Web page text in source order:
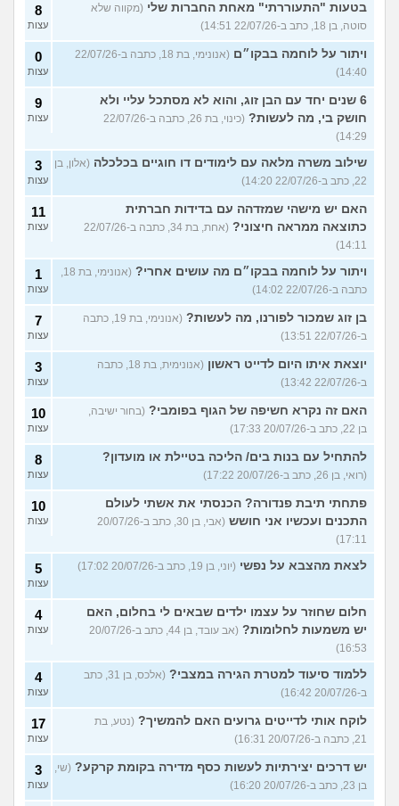
בטעות "התעוררתי" מאחת החברות שלי (מקווה שלא
סוטה, בן 18, כתב ב-22/07/26 14:51)
8
עצות
ויתור על לוחמה בבקו״ם
(אנונימי, בת 18, כתבה ב-22/07/26
14:40)
0
עצות
6 שנים יחד עם הבן זוג, והוא לא מסתכל עליי ולא
חושק בי, מה לעשות?
(כינוי, בת 26, כתבה ב-22/07/26
14:29)
9
עצות
שילוב משרה מלאה עם לימודים דו חוגיים בכלכלה (אלון, בן
22, כתב ב-22/07/26 14:20)
3
עצות
האם יש מישהי שמזדהה עם בדידות חברתית
כתוצאה ממראה חיצוני?
(אחת, בת 34, כתבה ב-22/07/26
14:11)
11
עצות
ויתור על לוחמה בבקו״ם מה עושים אחרי?
(אנונימי, בת 18,
כתבה ב-22/07/26 14:02)
1
עצות
בן זוג שמכור לפורנו, מה לעשות?
(אנונימי, בת 19, כתבה
ב-22/07/26 13:51)
7
עצות
יוצאת איתו היום לדייט ראשון
(אנונימית, בת 18, כתבה
ב-22/07/26 13:42)
3
עצות
האם זה נקרא חשיפה של הגוף בפומבי? (בחור ישיבה,
בן 22, כתב ב-20/07/26 17:33)
10
עצות
להתחיל עם בנות בים/ הליכה בטיילת או מועדון?
(רואי, בן 26, כתב ב-20/07/26 17:22)
8
עצות
פתחתי תיבת פנדורה? הכנסתי את אשתי לעולם
התכנים ועכשיו אני חושש
(אבי, בן 30, כתב ב-20/07/26
17:11)
10
עצות
לצאת מהצבא על נפשי (יוני, בן 19, כתב ב-20/07/26 17:02) 5
עצות
חלום שחוזר על עצמו ילדים שבאים לי בחלום, האם
יש משמעות לחלומות?
(אב עובד, בן 44, כתב ב-20/07/26
16:53)
4
עצות
ללמוד סיעוד למטרת הגירה במצבי?
(אלכס, בן 31, כתב
ב-20/07/26 16:42)
4
עצות
לוקח אותי לדייטים גרועים האם להמשיך? (נטע, בת
21, כתבה ב-20/07/26 16:31)
17
עצות
יש דרכים יצירתיות לעשות כסף מדירה בקומת קרקע? (שי,
בן 23, כתב ב-20/07/26 16:20)
3
עצות